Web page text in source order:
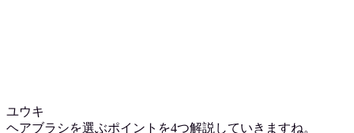
ユウキ
ヘアブラシを選ぶポイントを4つ解説していきますね。